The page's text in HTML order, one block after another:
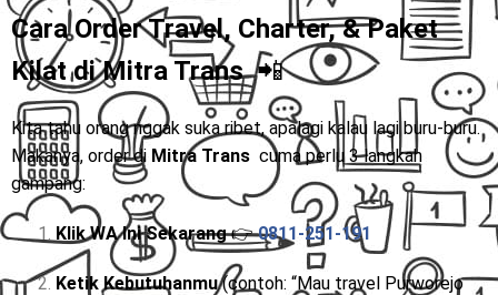
Cara Order Travel, Charter, & Paket
Kilat diMitra Trans📲
Kita tahu orang nggak suka ribet, apalagi kalau lagi buru-buru.
Makanya, order di Mitra Trans cuma perlu 3 langkah
gampang:
Klik WA Ini Sekarang👉0811-251-191
Ketik Kebutuhanmu(contoh: “Mau travel Purworejo